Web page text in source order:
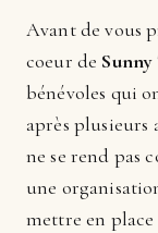
Avant de vous
coeur de Sunny
bénévoles qui
après plusieurs
ne se rend pas
une
mettre en